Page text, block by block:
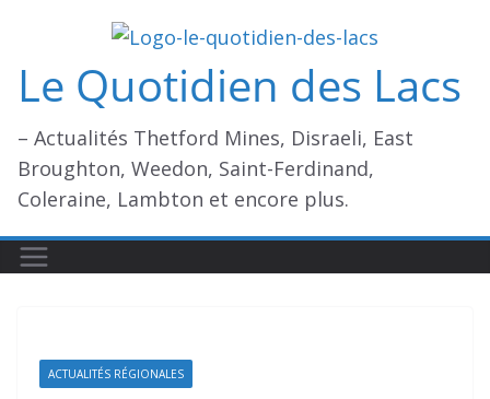
contenu
Le Quotidien des Lacs
– Actualités Thetford Mines, Disraeli, East
Broughton, Weedon, Saint-Ferdinand,
Coleraine, Lambton et encore plus.
ACTUALITÉS RÉGIONALES